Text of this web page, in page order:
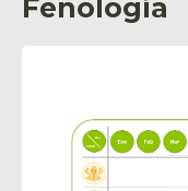
Fenología